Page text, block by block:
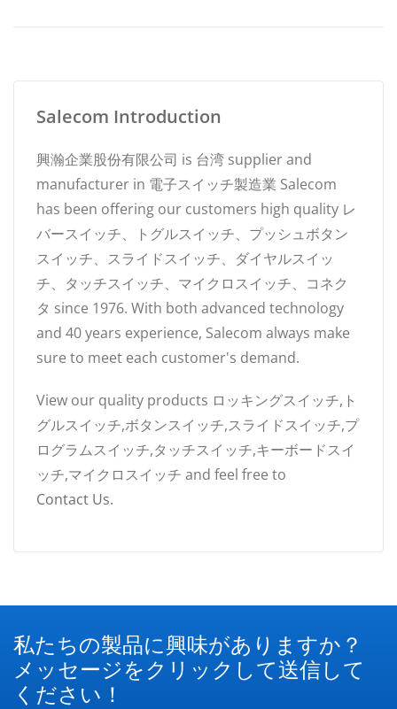
Salecom Introduction
興瀚企業股份有限公司 is 台湾 supplier and
manufacturer in 電子スイッチ製造業 Salecom
has been offering our customers high quality レ
バースイッチ、トグルスイッチ、プッシュボタン
スイッチ、スライドスイッチ、ダイヤルスイッ
チ、タッチスイッチ、マイクロスイッチ、コネク
タ since 1976. With both advanced technology
and 40 years experience, Salecom always make
sure to meet each customer's demand.
View our quality products ロッキングスイッチ,ト
グルスイッチ,ボタンスイッチ,スライドスイッチ,プ
ログラムスイッチ,タッチスイッチ,キーボードスイ
ッチ,マイクロスイッチ and feel free to
Contact Us.
私たちの製品に興味がありますか？
メッセージをクリックして送信して
ください！